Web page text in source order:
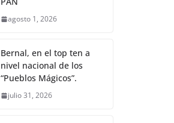
agosto 1, 2026
Bernal, en el top ten a
nivel nacional de los
“Pueblos Mágicos”.
julio 31, 2026